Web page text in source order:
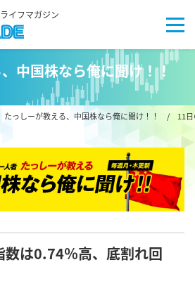
イフマガジン
中国株なら俺に聞け！！
たっしーが教える、中国株なら俺に聞け！！ / 11日
は0.74％高、底割れ回